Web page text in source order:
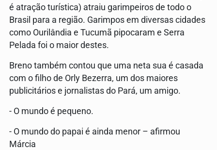
é atração turística) atraiu garimpeiros de todo o
Brasil para a região. Garimpos em diversas cidades
como Ourilândia e Tucumã pipocaram e Serra
Pelada foi o maior destes.
Breno também contou que uma neta sua é casada
com o filho de Orly Bezerra, um dos maiores
publicitários e jornalistas do Pará, um amigo.
- O mundo é pequeno.
- O mundo do papai é ainda menor – afirmou
Márcia